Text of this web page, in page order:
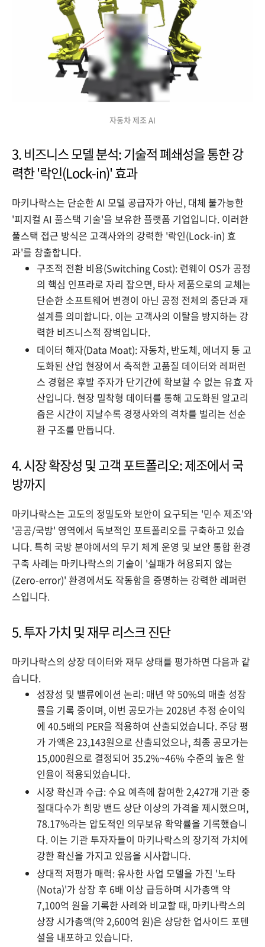
자동차 제조 AI
3. 비즈니스 모델 분석: 기술적 폐쇄성을 통한 강
력한 '락인(Lock-in)' 효과
마키나락스는 단순한 AI 모델 공급자가 아닌, 대체 불가능한
'피지컬 AI 풀스택 기술'을 보유한 플랫폼 기업입니다. 이러한
풀스택 접근 방식은 고객사와의 강력한 '락인(Lock-in) 효
과'를 창출합니다.
구조적 전환 비용(Switching Cost): 런웨이 OS가 공정
의 핵심 인프라로 자리 잡으면, 타사 제품으로의 교체는
단순한 소프트웨어 변경이 아닌 공정 전체의 중단과 재
설계를 의미합니다. 이는 고객사의 이탈을 방지하는 강
력한 비즈니스적 장벽입니다.
데이터 해자(Data Moat): 자동차, 반도체, 에너지 등 고
도화된 산업 현장에서 축적한 고품질 데이터와 레퍼런
스 경험은 후발 주자가 단기간에 확보할 수 없는 유효 자
산입니다. 현장 밀착형 데이터를 통해 고도화된 알고리
즘은 시간이 지날수록 경쟁사와의 격차를 벌리는 선순
환 구조를 만듭니다.
4. 시장 확장성 및 고객 포트폴리오: 제조에서 국
방까지
마키나락스는 고도의 정밀도와 보안이 요구되는 '민수 제조'와
'공공/국방' 영역에서 독보적인 포트폴리오를 구축하고 있습
니다. 특히 국방 분야에서의 무기 체계 운영 및 보안 통합 환경
구축 사례는 마키나락스의 기술이 '실패가 허용되지 않는
(Zero-error)' 환경에서도 작동함을 증명하는 강력한 레퍼런
스입니다.
5. 투자 가치 및 재무 리스크 진단
마키나락스의 상장 데이터와 재무 상태를 평가하면 다음과 같
습니다.
성장성 및 밸류에이션 논리: 매년 약 50%의 매출 성장
률을 기록 중이며, 이번 공모가는 2028년 추정 순이익
에 40.5배의 PER을 적용하여 산출되었습니다. 주당 평
가 가액은 23,143원으로 산출되었으나, 최종 공모가는
15,000원으로 결정되어 35.2%~46% 수준의 높은 할
인율이 적용되었습니다.
시장 확신과 수급: 수요 예측에 참여한 2,427개 기관 중
절대다수가 희망 밴드 상단 이상의 가격을 제시했으며,
78.17%라는 압도적인 의무보유 확약률을 기록했습니
다. 이는 기관 투자자들이 마키나락스의 장기적 가치에
강한 확신을 가지고 있음을 시사합니다.
상대적 저평가 매력: 유사한 사업 모델을 가진 '노타
(Nota)'가 상장 후 6배 이상 급등하며 시가총액 약
7,100억 원을 기록한 사례와 비교할 때, 마키나락스의
상장 시가총액(약 2,600억 원)은 상당한 업사이드 포텐
셜을 내포하고 있습니다.